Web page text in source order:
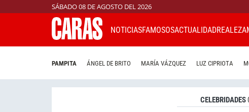
SÁBADO 08 DE AGOSTO DEL 2026
NOTICIASFAMOSOSACTUALIDADREALEZA
PAMPITA ÁNGEL DE BRITO MARÍA VÁZQUEZ LUZ CIPRIOTA
CELEBRIDADES